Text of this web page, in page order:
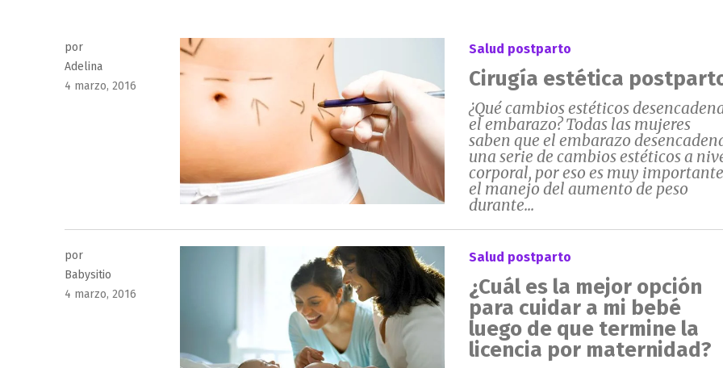
por
Adelina
Publicado
4 marzo, 2016
Salud postparto
Cirugía estética
¿Qué cambios estéticos
el embarazo? Todas las mujeres
saben que el embarazo
una serie de cambios estéticos a
corporal, por eso es muy importante
el manejo del aumento de peso
durante...
por
Babysitio
Publicado
4 marzo, 2016
Salud postparto
¿Cuál es la mejor opción
para cuidar a mi bebé
luego de que termine la
licencia por maternidad?